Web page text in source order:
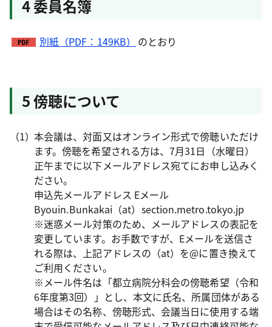
4 委員名簿
別紙（PDF：149KB） のとおり
5 傍聴について
本会議は、対面又はオンライン形式で傍聴いただけ
ます。傍聴を希望される方は、7月31日（水曜日）
正午までに以下メールアドレス宛てにお申し込みく
ださい。
申込先メールアドレス Eメール
Byouin.Bunkakai（at）section.metro.tokyo.jp
※迷惑メール対策のため、メールアドレスの表記を
変更しています。お手数ですが、Eメールを送信さ
れる際は、上記アドレスの（at）を@に置き換えて
ご利用ください。
※メール件名は「都立病院分科会の傍聴希望（令和
6年度第3回）」とし、本文に氏名、所属団体がある
場合はその名称、傍聴形式、会議当日に使用する端